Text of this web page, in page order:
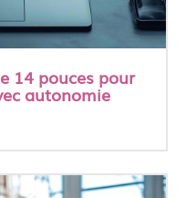
14 pouces pour
autonomie